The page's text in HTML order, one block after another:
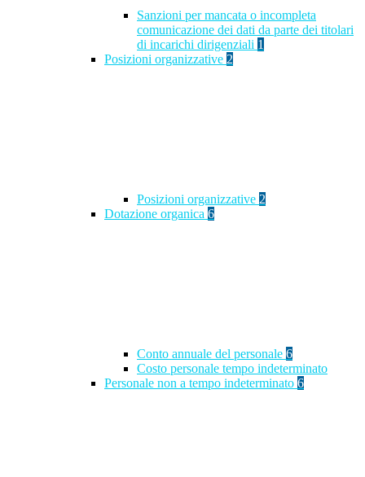
Sanzioni per mancata o incompleta
comunicazione dei dati da parte dei titolari
di incarichi dirigenziali 1
Posizioni organizzative 2
Posizioni organizzative 2
Dotazione organica 6
Conto annuale del personale 6
Costo personale tempo indeterminato
Personale non a tempo indeterminato 6